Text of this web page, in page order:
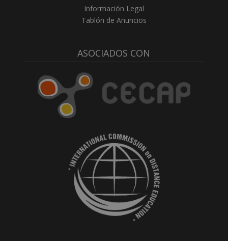
Información Legal
Tablón de Anuncios
ASOCIADOS CON